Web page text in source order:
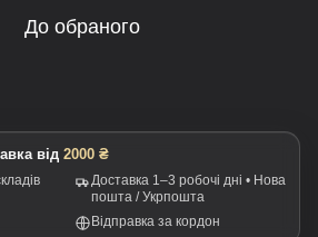
До обраного
від 2000 ₴
Доставка 1–3 робочі дні • Нова
пошта / Укрпошта
Відправка за кордон